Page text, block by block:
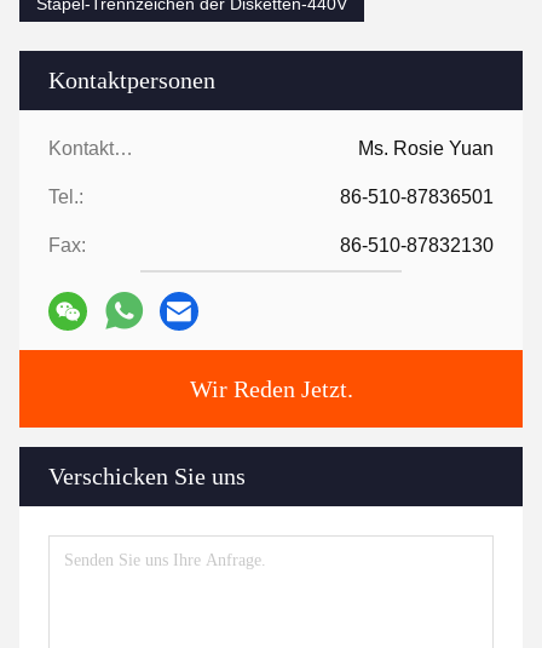
Kontaktpersonen
Kontaktpersonen: Ms. Rosie Yuan
Tel.: 86-510-87836501
Fax: 86-510-87832130
Wir Reden Jetzt.
Verschicken Sie uns